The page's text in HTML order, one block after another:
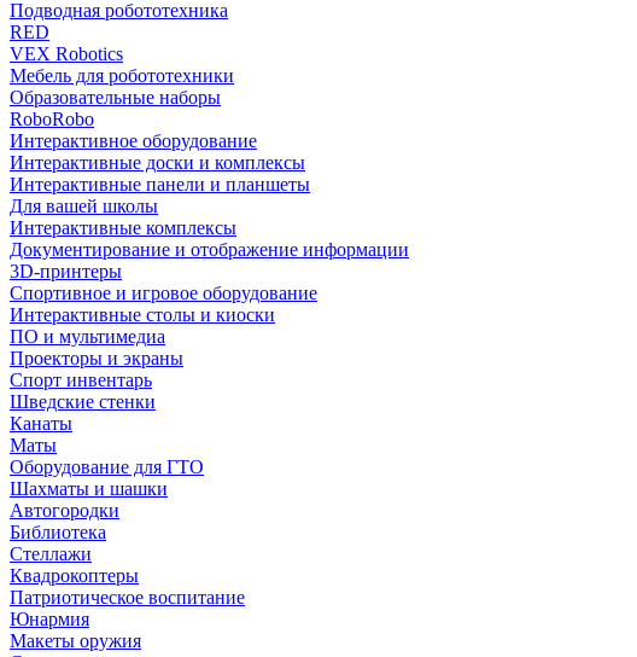
Подводная робототехника
RED
VEX Robotics
Мебель для робототехники
Образовательные наборы
RoboRobo
Интерактивное оборудование
Интерактивные доски и комплексы
Интерактивные панели и планшеты
Для вашей школы
Интерактивные комплексы
Документирование и отображение информации
3D-принтеры
Спортивное и игровое оборудование
Интерактивные столы и киоски
ПО и мультимедиа
Проекторы и экраны
Спорт инвентарь
Шведские стенки
Канаты
Маты
Оборудование для ГТО
Шахматы и шашки
Автогородки
Библиотека
Стеллажи
Квадрокоптеры
Патриотическое воспитание
Юнармия
Макеты оружия